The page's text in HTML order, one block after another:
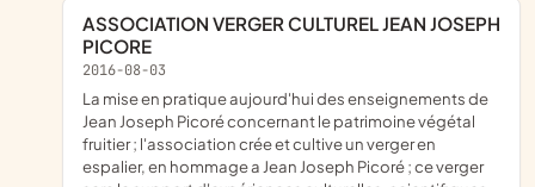
ASSOCIATION VERGER CULTUREL JEAN JOSEPH
PICORE
2016-08-03
la mise en pratique aujourd'hui des enseignements de
Jean Joseph Picoré concernant le patrimoine végétal
fruitier ; l'association crée et cultive un verger en
espalier, en hommage a Jean Joseph Picoré ; ce verger